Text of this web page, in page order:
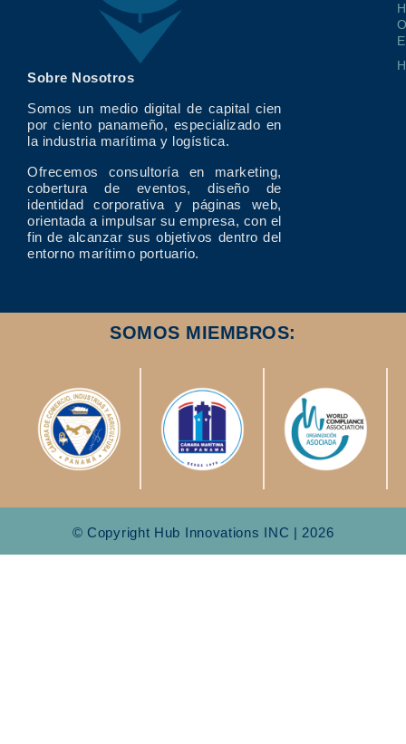
Sobre Nosotros
Somos un medio digital de capital cien
por ciento panameño, especializado en
la industria marítima y logística.
Ofrecemos consultoría en marketing,
cobertura de eventos, diseño de
identidad corporativa y páginas web,
orientada a impulsar su empresa, con el
fin de alcanzar sus objetivos dentro del
entorno marítimo portuario.
SOMOS MIEMBROS:
© Copyright Hub Innovations INC | 2026